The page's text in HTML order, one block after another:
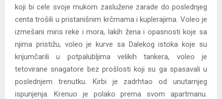
koji bi cele svoje mukom zaslužene zarade do poslednjeg
centa trošili u pristanišnim krčmama i kuplerajima. Voleo je
izmešani miris reke i mora, lakih žena i opasnosti koje sa
njima pristižu, voleo je kurve sa Dalekog istoka koje su
krijumčarili u potpalubljima velikih tankera, voleo je
tetovirane snagatore bez prošlosti koji su ga spasavali u
poslednjem trenutku. Kirbi je zadrhtao od unutarnjeg
ispunjenja. Krenuo je polako prema svom apartmanu.